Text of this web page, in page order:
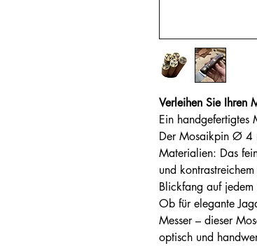
Verleihen Sie Ihren
Ein handgefertigtes
Der Mosaikpin Ø 4
Materialien: Das
und
Blickfang auf jedem
Ob für elegante
Messer – dieser
optisch und